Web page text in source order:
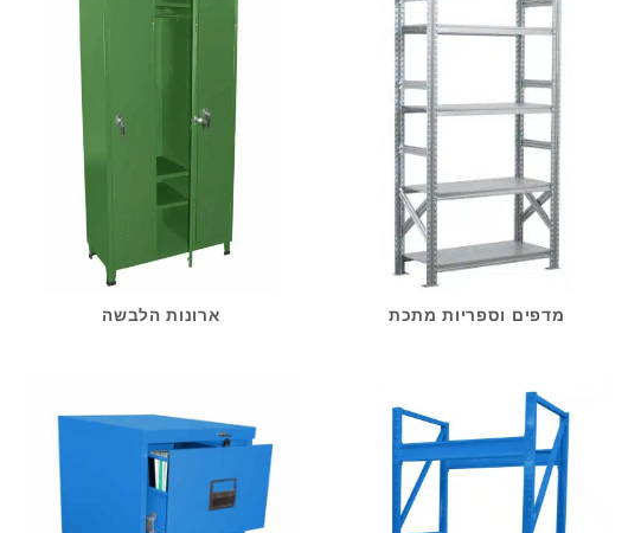
מדפים וספריות מתכת ארונות הלבשה